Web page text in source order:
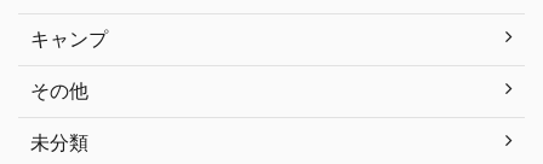
キャンプ
その他
未分類